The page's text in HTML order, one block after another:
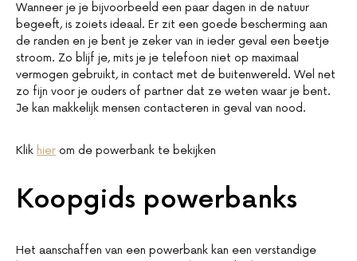
Wanneer je je bijvoorbeeld een paar dagen in de natuur
begeeft, is zoiets ideaal. Er zit een goede bescherming aan
de randen en je bent je zeker van in ieder geval een beetje
stroom. Zo blijf je, mits je je telefoon niet op maximaal
vermogen gebruikt, in contact met de buitenwereld. Wel net
zo fijn voor je ouders of partner dat ze weten waar je bent.
Je kan makkelijk mensen contacteren in geval van nood.
Klik hier om de powerbank te bekijken
Koopgids powerbanks
Het aanschaffen van een powerbank kan een verstandige